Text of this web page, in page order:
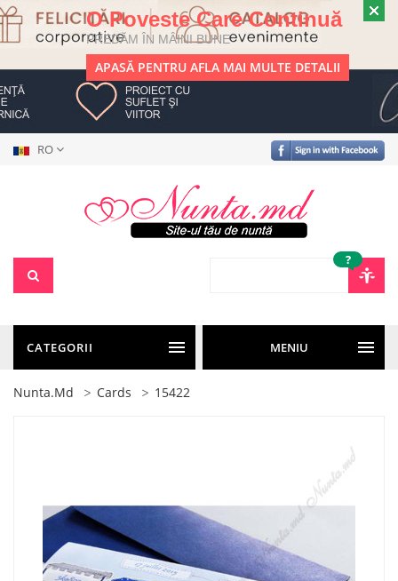
O Poveste Care Continuă
PREDĂM ÎN MÂINI BUNE
APASĂ PENTRU AFLA MAI MULTE DETALII
RO
?
CATEGORII MENIU
Nunta.md Cards 15422